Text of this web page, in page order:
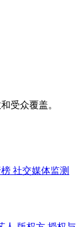
受众覆盖。
社交媒体监测